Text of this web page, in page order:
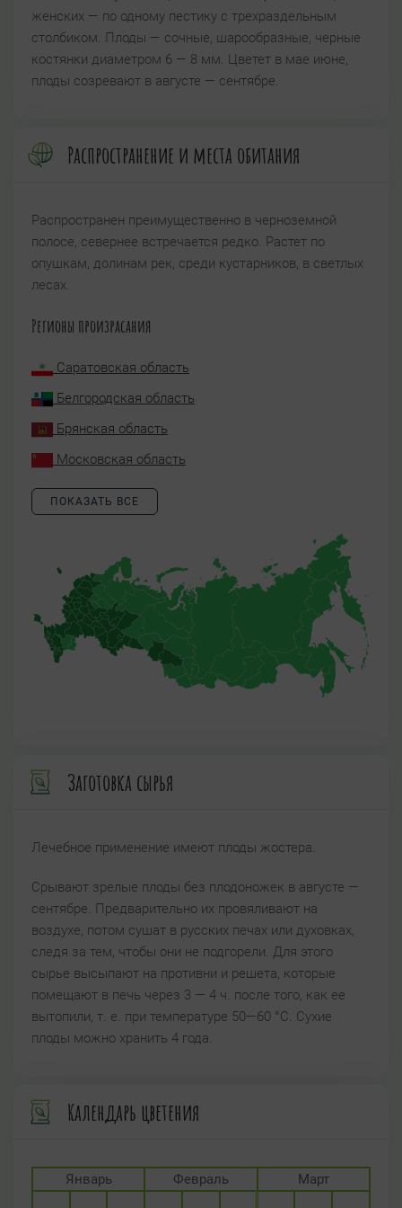
женских — по одному пестику с трехраздельным
столбиком. Плоды — сочные, шарообразные, черные
костянки диаметром 6 — 8 мм. Цветет в мае июне,
плоды созревают в августе — сентябре.
Распространение и места обитания
Распространен преимущественно в черноземной
полосе, севернее встречается редко. Растет по
опушкам, долинам рек, среди кустарников, в светлых
лесах.
Регионы произрасания
Саратовская область
Белгородская область
Брянская область
Московская область
ПОКАЗАТЬ ВСЕ
Заготовка сырья
Лечебное применение имеют плоды жостера.
Срывают зрелые плоды без плодоножек в августе —
сентябре. Предварительно их провяливают на
воздухе, потом сушат в русских печах или духовках,
следя за тем, чтобы они не подгорели. Для этого
сырье высыпают на противни и решета, которые
помещают в печь через 3 — 4 ч. после того, как ее
вытопили, т. е. при температуре 50—60 °C. Сухие
плоды можно хранить 4 года.
Календарь цветения
Январь Февраль Март